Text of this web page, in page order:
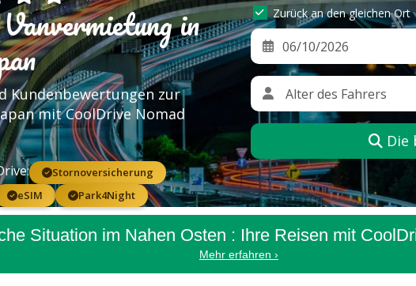
in
Kundenbewertungen zur
mit CoolDrive Nomad
Stornoversicherung
eSIM Park4Night
Zurück an den gleichen Ort
Die
Situation im Nahen Osten : Ihre Reisen mit
Mehr erfahren ›